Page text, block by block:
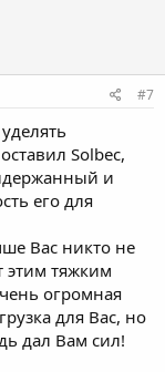
#7
Solbec,
и
его для
Вас никто не
этим тяжким
огромная
для Вас, но
дал Вам сил!